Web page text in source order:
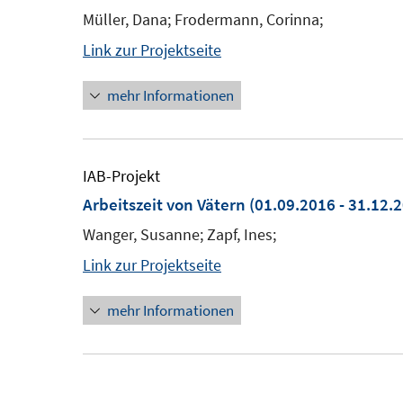
Müller, Dana; Frodermann, Corinna;
Link zur Projektseite
mehr Informationen
IAB-Projekt
Arbeitszeit von Vätern (01.09.2016 -
Wanger, Susanne; Zapf, Ines;
Link zur Projektseite
mehr Informationen